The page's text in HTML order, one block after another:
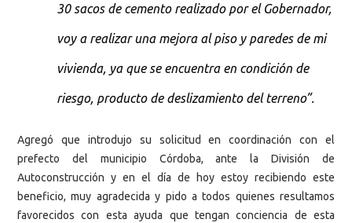
30 sacos de cemento realizado por el Gobernador,
voy a realizar una mejora al piso y paredes de mi
vivienda, ya que se encuentra en condición de
riesgo, producto de deslizamiento del terreno”.
Agregó que introdujo su solicitud en coordinación con el
prefecto del municipio Córdoba, ante la División de
Autoconstrucción y en el día de hoy estoy recibiendo este
beneficio, muy agradecida y pido a todos quienes resultamos
favorecidos con esta ayuda que tengan conciencia de esta